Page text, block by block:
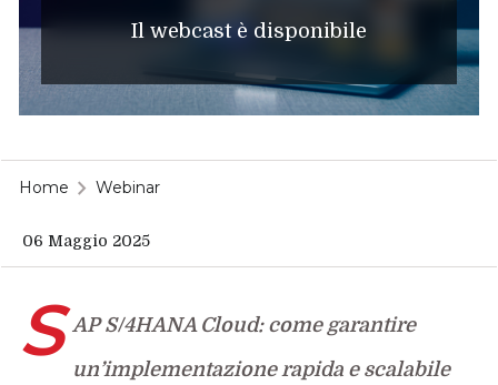
Il webcast è disponibile
Home Webinar
06 Maggio 2025
S AP S/4HANA Cloud: come garantire
un’implementazione rapida e scalabile